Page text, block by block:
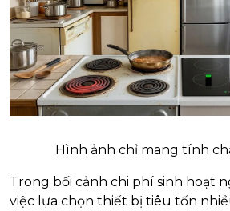
Hình ảnh chỉ mang tính
Trong bối cảnh chi phí sinh hoạt
việc lựa chọn thiết bị tiêu tốn